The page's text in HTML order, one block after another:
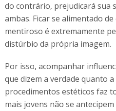
do contrário, prejudicará sua
ambas. Ficar se alimentado
mentiroso é extremamente
distúrbio da própria imagem.
Por isso, acompanhar
que dizem a verdade quanto
procedimentos estéticos faz
mais jovens não se